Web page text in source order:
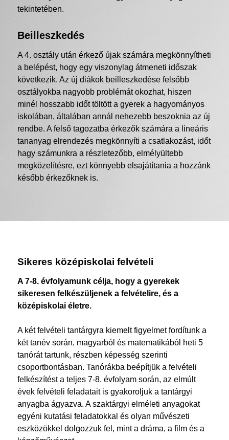
tekintetében.
Beilleszkedés
A 4. osztály után érkező újak számára megkönnyítheti
a belépést, hogy egy viszonylag átmeneti időszak
következik. Az új diákok beilleszkedése felsőbb
osztályokba nagyobb problémát okozhat, hiszen
minél hosszabb időt töltött a gyerek a hagyományos
iskolában, általában annál nehezebb beszoknia az új
rendbe. A felső tagozatba érkezők számára a lineáris
tananyag elrendezés megkönnyíti a csatlakozást, időt
hagy számunkra a részletezőbb, elmélyültebb
megközelítésre, ezt könnyebb elsajátítania a hozzánk
később érkezőknek is.
Sikeres középiskolai felvételi
A 7-8. évfolyamunk célja, hogy a gyerekek
sikeresen felkészüljenek a felvételire, és a
középiskolai életre.
A két felvételi tantárgyra kiemelt figyelmet fordítunk a
két tanév során, magyarból és matematikából heti 5
tanórát tartunk, részben képesség szerinti
csoportbontásban. Tanórákba beépítjük a felvételi
felkészítést a teljes 7-8. évfolyam során, az elmúlt
évek felvételi feladatait is gyakoroljuk a tantárgyi
anyagba ágyazva. A szaktárgyi elméleti anyagokat
egyéni kutatási feladatokkal és olyan művészeti
eszközökkel dolgozzuk fel, mint a dráma, a film és a